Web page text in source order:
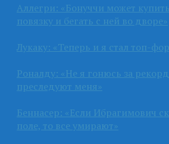
Аллегри: «Бонуччи может
повязку и бегать с ней во дворе»
Лукаку: «Теперь и я стал топ-
Роналду: «Не я гонюсь за
преследуют меня»
Беннасер: «Если Ибрагимович
поле, то все умирают»